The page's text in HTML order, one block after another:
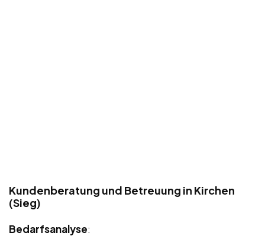
Kundenberatung und Betreuung in Kirchen
(Sieg)
Bedarfsanalyse: